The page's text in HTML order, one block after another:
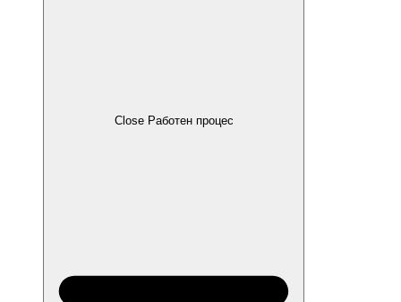
Close Работен процес